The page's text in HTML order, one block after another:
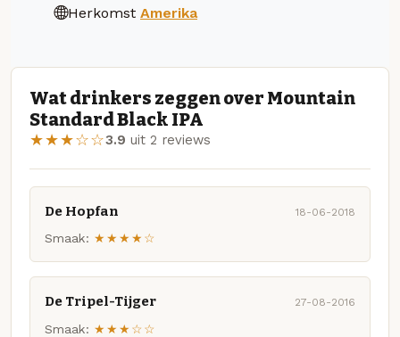
Herkomst Amerika
Wat drinkers zeggen over Mountain
Standard Black IPA
★★★☆☆3.9 uit 2 reviews
De Hopfan 18-06-2018
Smaak: ★★★★☆
De Tripel-Tijger 27-08-2016
Smaak: ★★★☆☆